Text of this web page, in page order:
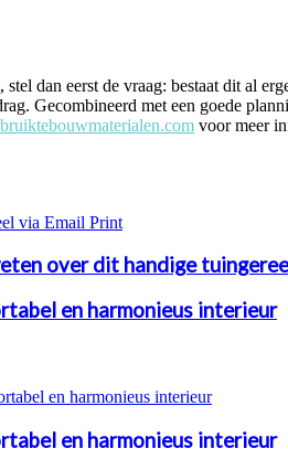
dan eerst de vraag: bestaat dit al
Gecombineerd met een goede
voor meer
via Email Print
over dit handige
en harmonieus interieur
en harmonieus interieur